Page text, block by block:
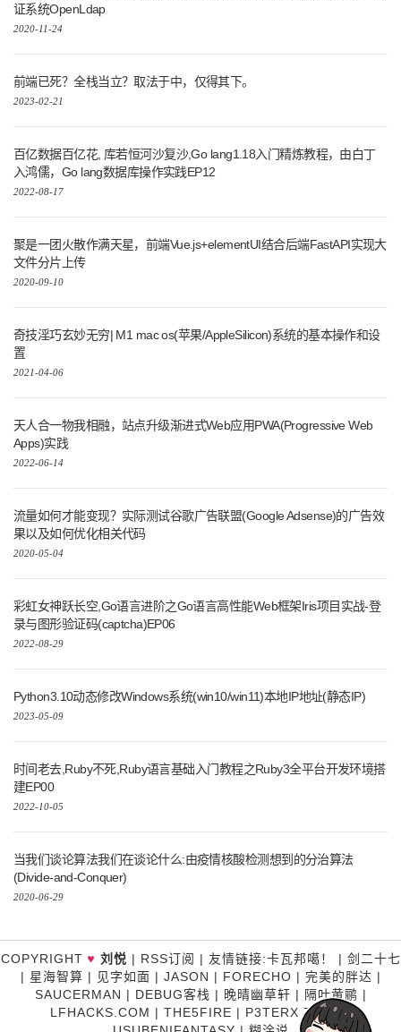
证系统OpenLdap
2020-11-24
前端已死？全栈当立？取法于中，仅得其下。
2023-02-21
百亿数据百亿花, 库若恒河沙复沙,Go lang1.18入门精炼教程，由白丁
入鸿儒，Go lang数据库操作实践EP12
2022-08-17
聚是一团火散作满天星，前端Vue.js+elementUI结合后端FastAPI实现大
文件分片上传
2020-09-10
奇技淫巧玄妙无穷| M1 mac os(苹果/AppleSilicon)系统的基本操作和设
置
2021-04-06
天人合一物我相融，站点升级渐进式Web应用PWA(Progressive Web
Apps)实践
2022-06-14
流量如何才能变现？实际测试谷歌广告联盟(Google Adsense)的广告效
果以及如何优化相关代码
2020-05-04
彩虹女神跃长空,Go语言进阶之Go语言高性能Web框架Iris项目实战-登
录与图形验证码(captcha)EP06
2022-08-29
Python3.10动态修改Windows系统(win10/win11)本地IP地址(静态IP)
2023-05-09
时间老去,Ruby不死,Ruby语言基础入门教程之Ruby3全平台开发环境搭
建EP00
2022-10-05
当我们谈论算法我们在谈论什么:由疫情核酸检测想到的分治算法
(Divide-and-Conquer)
2020-06-29
COPYRIGHT ♥ 刘悦 | RSS订阅 | 友情链接:卡瓦邦噶！ | 剑二十七
| 星海智算 | 见字如面 | JASON | FORECHO | 完美的胖达 |
SAUCERMAN | DEBUG客栈 | 晚晴幽草轩 | 隔叶黄鹂 |
LFHACKS.COM | THE5FIRE | P3TERX ZONE|